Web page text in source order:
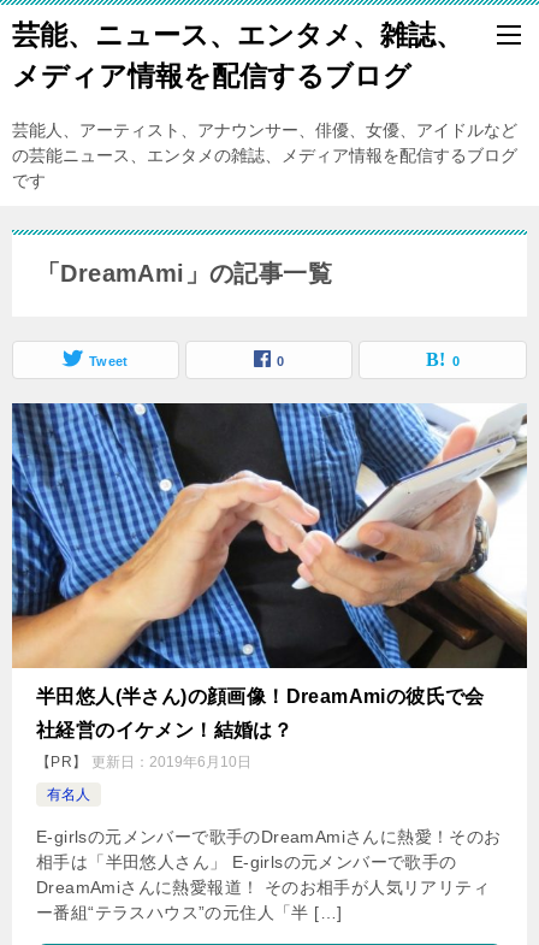
芸能、ニュース、エンタメ、雑誌、
メディア情報を配信するブログ
芸能人、アーティスト、アナウンサー、俳優、女優、アイドルなど
の芸能ニュース、エンタメの雑誌、メディア情報を配信するブログ
です
「DreamAmi」の記事一覧
Tweet 0 0
半田悠人(半さん)の顔画像！DreamAmiの彼氏で会
社経営のイケメン！結婚は？
【PR】 更新日：2019年6月10日
有名人
E-girlsの元メンバーで歌手のDreamAmiさんに熱愛！そのお
相手は「半田悠人さん」 E-girlsの元メンバーで歌手の
DreamAmiさんに熱愛報道！ そのお相手が人気リアリティ
ー番組“テラスハウス”の元住人「半 […]